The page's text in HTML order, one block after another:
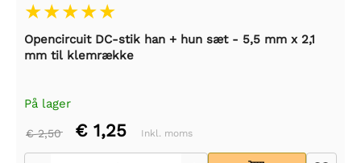
Opencircuit DC-stik han + hun sæt - 5,5 mm x 2,1
mm til klemrække
På lager
€ 2,50 € 1,25 Inkl. moms